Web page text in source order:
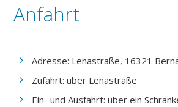
Anfahrt
Adresse: Lenastraße, 16321
Zufahrt: über Lenastraße
Ein- und Ausfahrt: über ein